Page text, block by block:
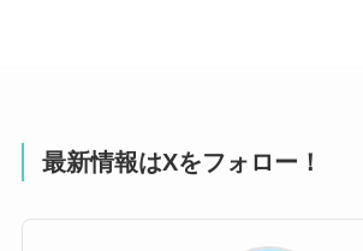
最新情報はXをフォロー！